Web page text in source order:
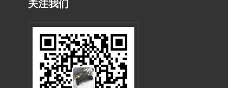
关注我们